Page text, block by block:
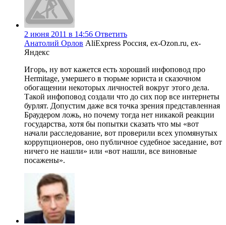
2 июня 2011 в 14:56 Ответить
Анатолий Орлов AliExpress Россия, ex-Ozon.ru, ex-
Яндекс
Игорь, ну вот кажется есть хороший инфоповод про
Hermitage, умершего в тюрьме юриста и сказочном
обогащении некоторых личностей вокруг этого дела.
Такой инфоповод создали что до сих пор все интернеты
бурлят. Допустим даже вся точка зрения представленная
Браудером ложь, но почему тогда нет никакой реакции
государства, хотя бы попытки сказать что мы «вот
начали расследование, вот проверили всех упомянутых
коррупционеров, оно публичное судебное заседание, вот
ничего не нашли» или «вот нашли, все виновные
посажены».